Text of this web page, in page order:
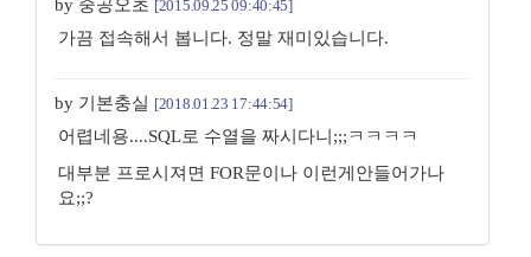
by 중공오초 [2015.09.25 09:40:45]
가끔 접속해서 봅니다. 정말 재미있습니다.
by 기본충실 [2018.01.23 17:44:54]
어렵네용....SQL로 수열을 짜시다니;;;ㅋㅋㅋㅋ
대부분 프로시져면 FOR문이나 이런게안들어가나
요;;?